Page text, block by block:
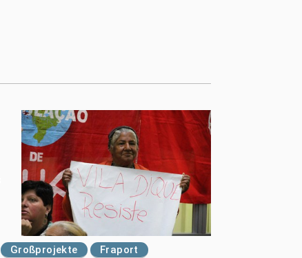
Großprojekte Fraport